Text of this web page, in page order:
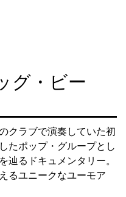
グ・ビー
クラブで演奏していた初
たポップ・グループとし
るドキュメンタリー。
るユニークなユーモア